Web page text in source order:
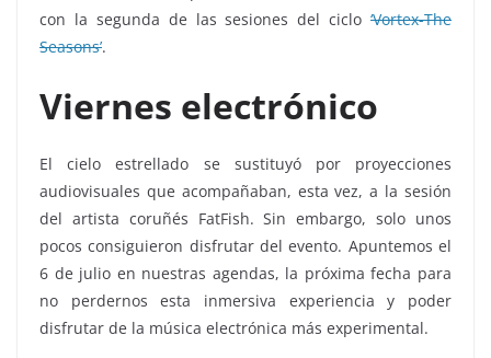
con la segunda de las sesiones del ciclo ‘Vortex-The
Seasons’.
Viernes electrónico
El cielo estrellado se sustituyó por proyecciones
audiovisuales que acompañaban, esta vez, a la sesión
del artista coruñés FatFish. Sin embargo, solo unos
pocos consiguieron disfrutar del evento. Apuntemos el
6 de julio en nuestras agendas, la próxima fecha para
no perdernos esta inmersiva experiencia y poder
disfrutar de la música electrónica más experimental.